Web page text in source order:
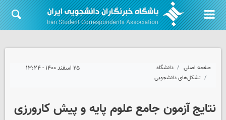
صفحه اصلی
دانشگاه
تشکل‌های دانشجویی
۲۵ اسفند ۱۴۰۰ - ۱۳:۲۴
نتایج آزمون جامع علوم پایه و پیش کارورزی